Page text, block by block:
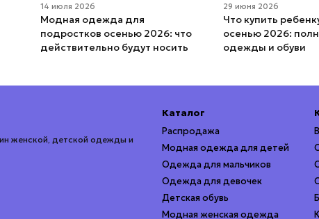
14 июля 2026
Модная одежда для
подростков осенью 2026: что
действительно будут носить
29 июня 2026
Что купить
осенью 2026:
одежды и обуви
женской, детской одежды и
Каталог
Распродажа
Модная одежда для детей
Одежда для мальчиков
Одежда для девочек
Детская обувь
Модная женская одежда